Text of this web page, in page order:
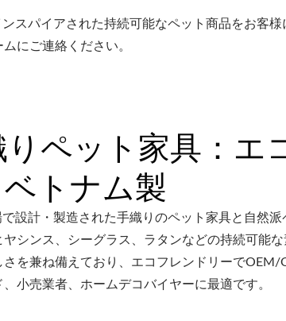
スパイアされた持続可能なペット商品をお客
にご連絡ください。
ペット家具：エ
トナム製
設計・製造された手織りのペット家具と自然
シンス、シーグラス、ラタンなどの持続可能
を兼ね備えており、エコフレンドリーで
小売業者、ホームデコバイヤーに最適です。